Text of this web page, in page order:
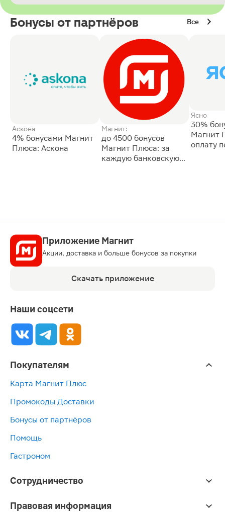
Бонусы от партнёров Все
Аскона
4% бонусами Магнит
Плюса: Аскона
Магнит:
до 4500 бонусов
Магнит Плюса: за
каждую банковскую
Ясно
30%
Магнит
оплату
Приложение Магнит
Акции, доставка и больше бонусов за покупки
Скачать приложение
Наши соцсети
Покупателям
Карта Магнит Плюс
Промокоды Доставки
Бонусы от партнёров
Помощь
Гастроном
Сотрудничество
Правовая информация